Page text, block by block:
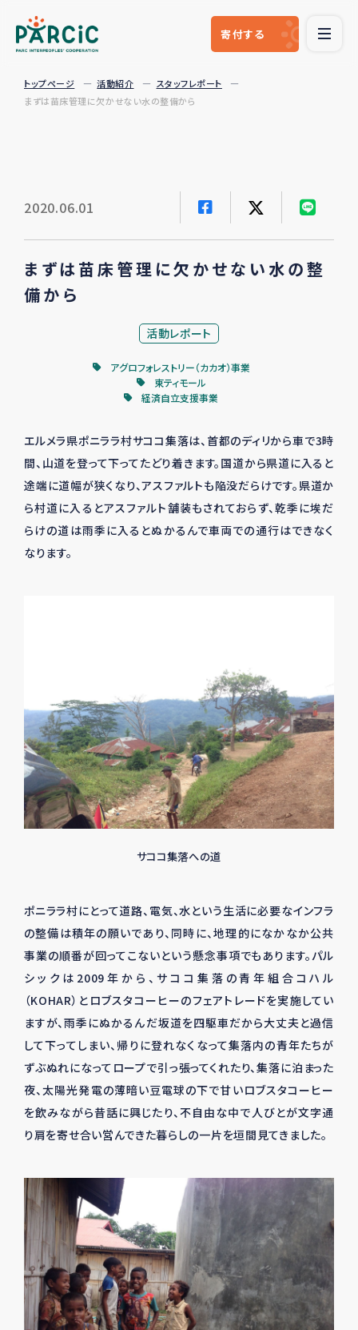
寄付する
トップページ 活動紹介
スタッフレポート
まずは苗床管理に欠かせない水の整備から
2020.06.01
まずは苗床管理に欠かせない水の整
備から
活動レポート
アグロフォレストリー（カカオ）事業
東ティモール
経済自立支援事業
エルメラ県ポニララ村サココ集落は、首都のディリから車で3時
間、山道を登って下ってたどり着きます。国道から県道に入ると
途端に道幅が狭くなり、アスファルトも陥没だらけです。県道か
ら村道に入るとアスファルト舗装もされておらず、乾季に埃だ
らけの道は雨季に入るとぬかるんで車両での通行はできなく
なります。
サココ集落への道
ポニララ村にとって道路、電気、水という生活に必要なインフラ
の整備は積年の願いであり、同時に、地理的になかなか公共
事業の順番が回ってこないという懸念事項でもあります。パル
シックは2009年から、サココ集落の青年組合コハル
（KOHAR）とロブスタコーヒーのフェアトレードを実施してい
ますが、雨季にぬかるんだ坂道を四駆車だから大丈夫と過信
して下ってしまい、帰りに登れなくなって集落内の青年たちが
ずぶぬれになってロープで引っ張ってくれたり、集落に泊まった
夜、太陽光発電の薄暗い豆電球の下で甘いロブスタコーヒー
を飲みながら昔話に興じたり、不自由な中で人びとが文字通
り肩を寄せ合い営んできた暮らしの一片を垣間見てきました。